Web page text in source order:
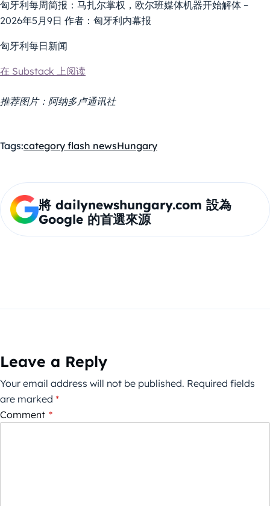
匈牙利每周简报：马扎尔掌权，欧尔班媒体机器开始解体 –
2026年5月9日 作者：匈牙利内幕报
匈牙利每日新闻
在 Substack 上阅读
推荐图片：阿纳多卢通讯社
Tags:category flash newsHungary
將 dailynewshungary.com 設為
Google 的首選來源
Leave a Reply
Your email address will not be published. Required fields
are marked *
Comment *